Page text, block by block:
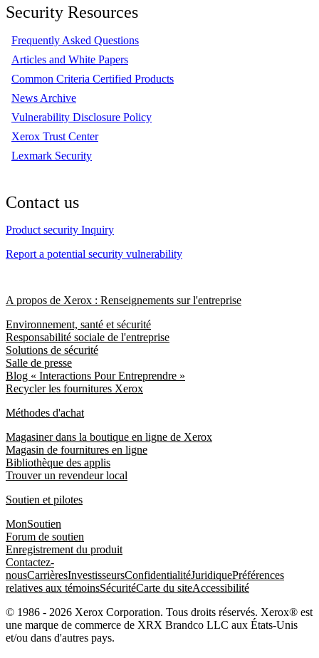
Security Resources
Frequently Asked Questions
Articles and White Papers
Common Criteria Certified Products
News Archive
Vulnerability Disclosure Policy
Xerox Trust Center
Lexmark Security
Contact us
Product security Inquiry
Report a potential security vulnerability
A propos de Xerox : Renseignements sur l'entreprise
Environnement, santé et sécurité
Responsabilité sociale de l'entreprise
Solutions de sécurité
Salle de presse
Blog « Interactions Pour Entreprendre »
Recycler les fournitures Xerox
Méthodes d'achat
Magasiner dans la boutique en ligne de Xerox
Magasin de fournitures en ligne
Bibliothèque des applis
Trouver un revendeur local
Soutien et pilotes
MonSoutien
Forum de soutien
Enregistrement du produit
Contactez-
nousCarrièresInvestisseursConfidentialitéJuridiquePréférences
relatives aux témoinsSécuritéCarte du siteAccessibilité
© 1986 - 2026 Xerox Corporation. Tous droits réservés. Xerox® est
une marque de commerce de XRX Brandco LLC aux États-Unis
et/ou dans d'autres pays.